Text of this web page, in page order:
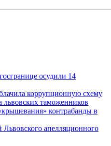
осудили 14
коррупционную схему
львовских таможенников
контрабанды в
Львовского апелляционного